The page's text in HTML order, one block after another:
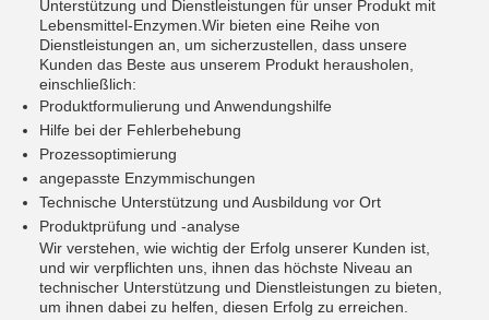
Unterstützung und Dienstleistungen für unser Produkt mit
Lebensmittel-Enzymen.Wir bieten eine Reihe von
Dienstleistungen an, um sicherzustellen, dass unsere
Kunden das Beste aus unserem Produkt herausholen,
einschließlich:
Produktformulierung und Anwendungshilfe
Hilfe bei der Fehlerbehebung
Prozessoptimierung
angepasste Enzymmischungen
Technische Unterstützung und Ausbildung vor Ort
Produktprüfung und -analyse
Wir verstehen, wie wichtig der Erfolg unserer Kunden ist,
und wir verpflichten uns, ihnen das höchste Niveau an
technischer Unterstützung und Dienstleistungen zu bieten,
um ihnen dabei zu helfen, diesen Erfolg zu erreichen.